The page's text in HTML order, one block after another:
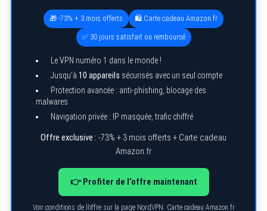
🎁 -73% + 3 mois offerts 🛍️ Carte cadeau Amazon.fr
✅ 30 jours satisfait ou remboursé
Le VPN numéro 1 dans le monde !
Jusqu’à 10 appareils sécurisés avec un seul compte
Protection avancée : anti-phishing, blocage des
malwares
Navigation privée : IP masquée, trafic chiffré
Offre exclusive : -73% + 3 mois offerts + Carte cadeau
Amazon.fr
👉 Profiter de l’offre maintenant
Voir conditions de l’offre sur la page NordVPN. Carte cadeau Amazon.fr
S
r